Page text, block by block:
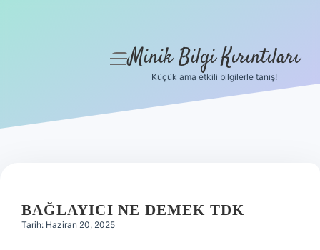
Hakkımızda
menüyü
Minik Bilgi Kırıntıları
Küçük ama etkili bilgilerle tanış!
BAĞLAYICI NE DEMEK TDK
Tarih: Haziran 20, 2025